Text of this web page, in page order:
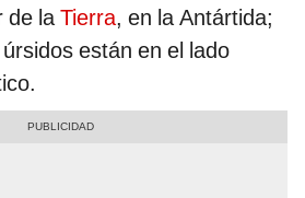
de laTierra, en la Antártida;
están en el lado